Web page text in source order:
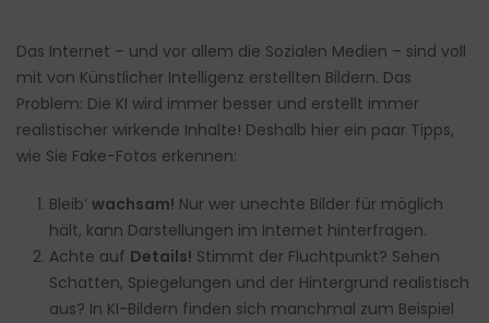
Das Internet – und vor allem die Sozialen Medien – sind voll
mit von Künstlicher Intelligenz erstellten Bildern. Das
Problem: Die KI wird immer besser und erstellt immer
realistischer wirkende Inhalte! Deshalb hier ein paar Tipps,
wie Sie Fake-Fotos erkennen:
Bleib‘ wachsam! Nur wer unechte Bilder für möglich
hält, kann Darstellungen im Internet hinterfragen.
Achte auf Details! Stimmt der Fluchtpunkt? Sehen
Schatten, Spiegelungen und der Hintergrund realistisch
aus? In KI-Bildern finden sich manchmal zum Beispiel